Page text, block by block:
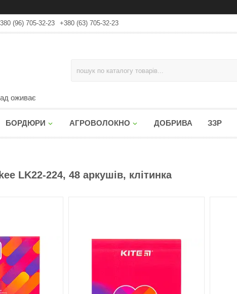
(96) 705-32-23 +380 (63) 705-32-23
оживає
БОРДЮРИ АГРОВОЛОКНО ДОБРИВА ЗЗР
LK22-224, 48 аркушів, клітинка